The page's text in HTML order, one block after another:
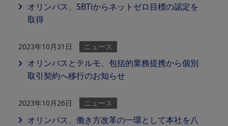
オリンパス、SBTiからネットゼロ目標の認定を
取得
2023年10月31日 ニュース
オリンパスとテルモ、包括的業務提携から個別
取引契約へ移⾏のお知らせ
2023年10月26日 ニュース
オリンパス、働き方改革の一環として本社を八